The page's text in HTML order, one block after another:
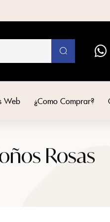
Web ¿Como Comprar?
Rosas